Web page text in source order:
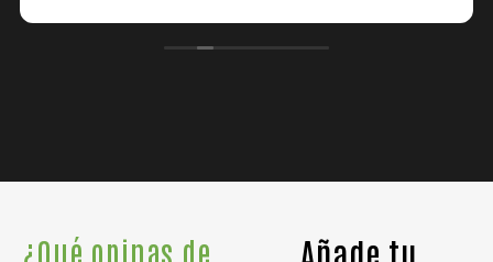
¿Qué opinas de Añade tu